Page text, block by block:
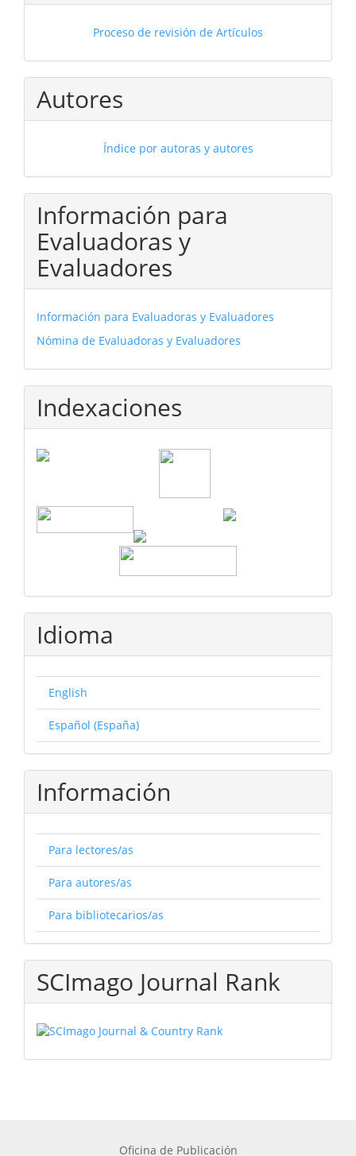
Proceso de revisión de Artículos
Autores
Índice por autoras y autores
Información para
Evaluadoras y
Evaluadores
Información para Evaluadoras y Evaluadores
Nómina de Evaluadoras y Evaluadores
Indexaciones
Idioma
English
Español (España)
Información
Para lectores/as
Para autores/as
Para bibliotecarios/as
SCImago Journal Rank
Oficina de Publicación